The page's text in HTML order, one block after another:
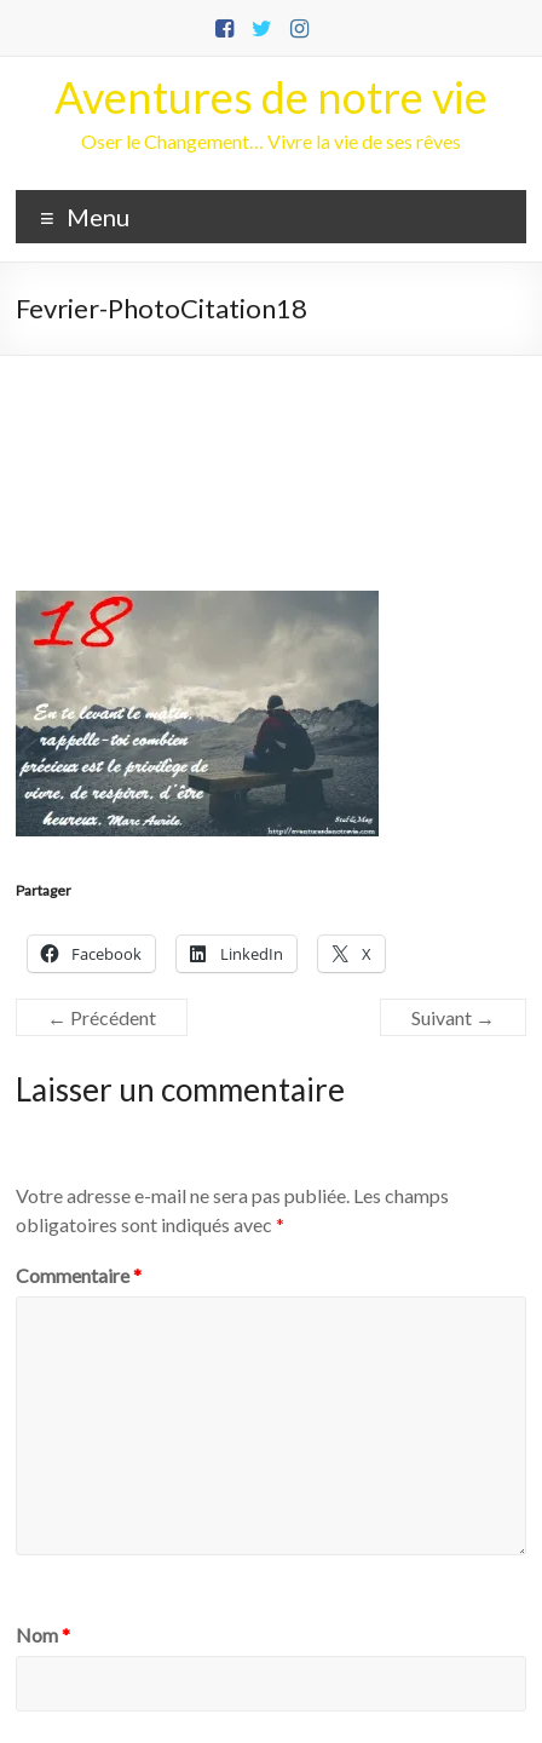
Aventures de notre vie
Oser le Changement… Vivre la vie de ses rêves
Menu
Fevrier-PhotoCitation18
Partager
Facebook LinkedIn X
← Précédent Suivant →
Laisser un commentaire
Votre adresse e-mail ne sera pas publiée. Les champs
obligatoires sont indiqués avec*
Commentaire*
Nom*